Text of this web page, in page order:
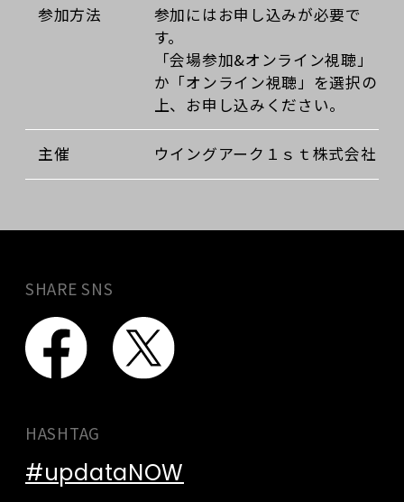
参加方法
参加にはお申し込みが必要で
す。
「会場参加&オンライン視聴」
か「オンライン視聴」を選択の
上、お申し込みください。
主催 ウイングアーク１ｓｔ株式会社
SHARE SNS
HASHTAG
#updataNOW